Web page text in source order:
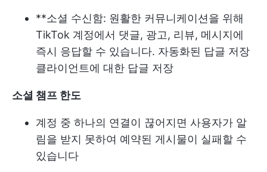
**소셜 수신함: 원활한 커뮤니케이션을 위해
TikTok 계정에서 댓글, 광고, 리뷰, 메시지에
즉시 응답할 수 있습니다. 자동화된 답글 저장
클라이언트에 대한 답글 저장
소셜 챔프 한도
계정 중 하나의 연결이 끊어지면 사용자가 알
림을 받지 못하여 예약된 게시물이 실패할 수
있습니다